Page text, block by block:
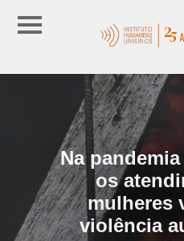
Na
os
mulheres
violência